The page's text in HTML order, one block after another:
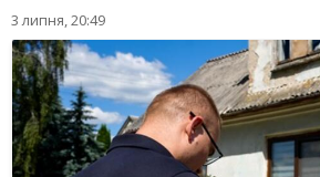
3 липня, 20:49